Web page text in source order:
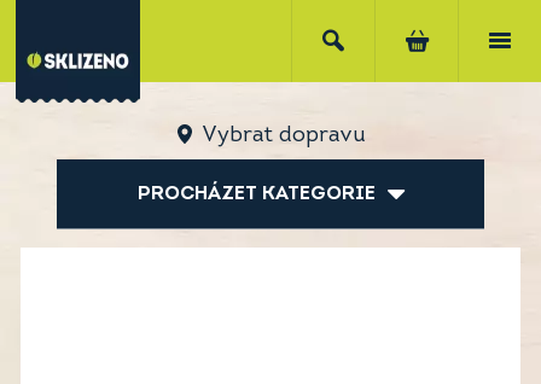
Vybrat dopravu
PROCHÁZET KATEGORIE